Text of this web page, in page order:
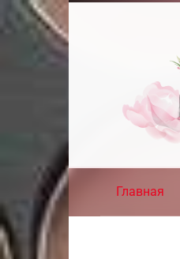
Перейти
к
контенту
Главная